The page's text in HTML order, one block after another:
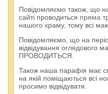
Повідомляємо також, що
сайті проводиться пряма
нашого храму, тому всі
Повідомляємо, що на
відвідування оглядового
ПРОВОДИТЬСЯ.
Також наша парафія має
на якій поміщаються всі
просимо відвідувати.